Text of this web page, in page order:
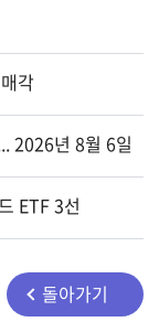
각
2026년 8월 6일
ETF 3선
돌아가기